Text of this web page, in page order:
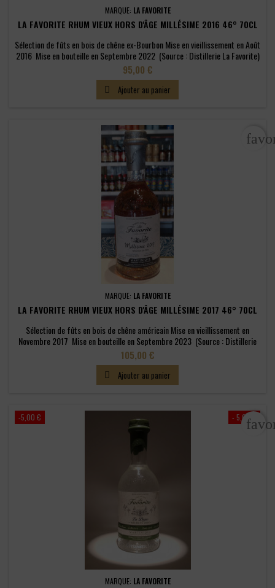
MARQUE: LA FAVORITE
LA FAVORITE RHUM VIEUX HORS D'ÂGE MILLÉSIME 2016 46° 70CL
Sélection de fûts en bois de chêne ex-Bourbon Mise en vieillissement en Août
2016 Mise en bouteille en Septembre 2022 (Source : Distillerie La Favorite)
Prix
95,00 €
 Ajouter au panier
MARQUE: LA FAVORITE
LA FAVORITE RHUM VIEUX HORS D'ÂGE MILLÉSIME 2017 46° 70CL
Sélection de fûts en bois de chêne américain Mise en vieillissement en
Novembre 2017 Mise en bouteille en Septembre 2023 (Source : Distillerie
La Favorite)
Prix
105,00 €
 Ajouter au panier
- 5,00 €
-5,00 €
MARQUE: LA FAVORITE